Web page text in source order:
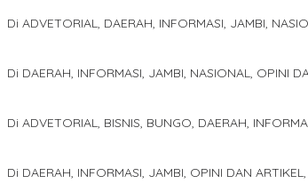
Di ADVETORIAL, DAERAH, INFORMASI, JAMBI,
Di DAERAH, INFORMASI, JAMBI, NASIONAL, OPINI
Di ADVETORIAL, BISNIS, BUNGO, DAERAH,
Di DAERAH, INFORMASI, JAMBI, OPINI DAN